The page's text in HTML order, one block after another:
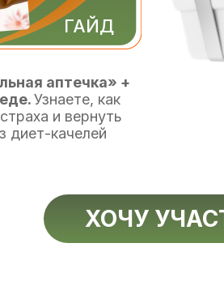
ГАЙД
аптечка» +
Узнаете, как
и вернуть
диет-качелей
ХОЧУ